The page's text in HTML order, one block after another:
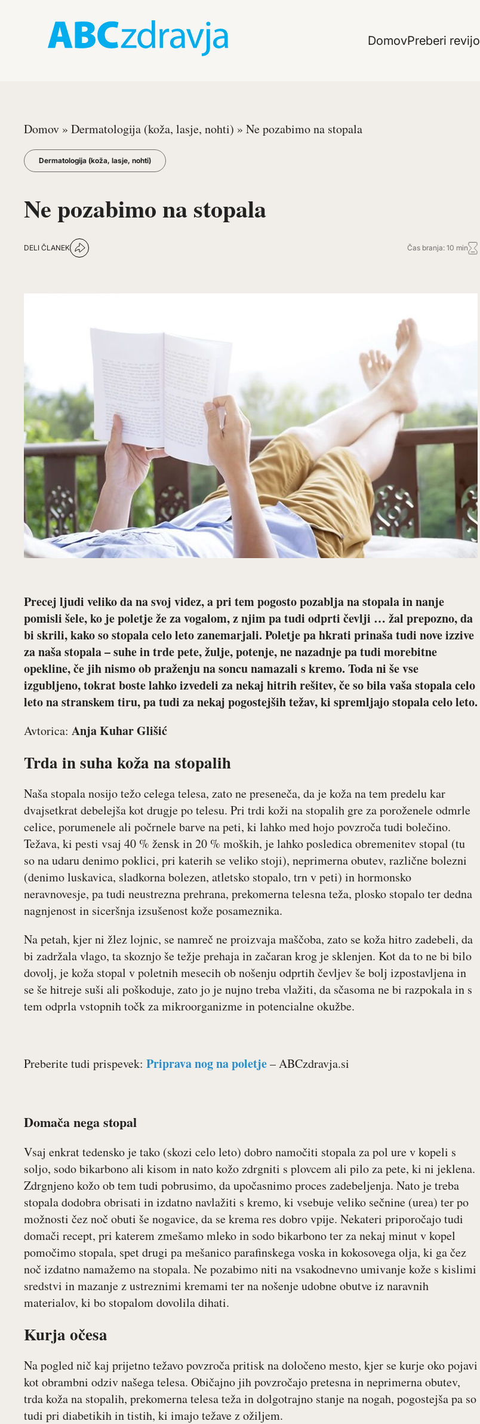
DomovPreberi revijo
Domov » Dermatologija (koža, lasje, nohti) » Ne pozabimo na stopala
Dermatologija (koža, lasje, nohti)
Ne pozabimo na stopala
DELI ČLANEK Čas branja: 10 min
Precej ljudi veliko da na svoj videz, a pri tem pogosto pozablja na stopala in nanje
pomisli šele, ko je poletje že za vogalom, z njim pa tudi odprti čevlji … žal prepozno, da
bi skrili, kako so stopala celo leto zanemarjali. Poletje pa hkrati prinaša tudi nove izzive
za naša stopala – suhe in trde pete, žulje, potenje, ne nazadnje pa tudi morebitne
opekline, če jih nismo ob praženju na soncu namazali s kremo. Toda ni še vse
izgubljeno, tokrat boste lahko izvedeli za nekaj hitrih rešitev, če so bila vaša stopala celo
leto na stranskem tiru, pa tudi za nekaj pogostejših težav, ki spremljajo stopala celo leto.
Avtorica: Anja Kuhar Glišić
Trda in suha koža na stopalih
Naša stopala nosijo težo celega telesa, zato ne preseneča, da je koža na tem predelu kar
dvajsetkrat debelejša kot drugje po telesu. Pri trdi koži na stopalih gre za poroženele odmrle
celice, porumenele ali počrnele barve na peti, ki lahko med hojo povzroča tudi bolečino.
Težava, ki pesti vsaj 40 % žensk in 20 % moških, je lahko posledica obremenitev stopal (tu
so na udaru denimo poklici, pri katerih se veliko stoji), neprimerna obutev, različne bolezni
(denimo luskavica, sladkorna bolezen, atletsko stopalo, trn v peti) in hormonsko
neravnovesje, pa tudi neustrezna prehrana, prekomerna telesna teža, plosko stopalo ter dedna
nagnjenost in siceršnja izsušenost kože posameznika.
Na petah, kjer ni žlez lojnic, se namreč ne proizvaja maščoba, zato se koža hitro zadebeli, da
bi zadržala vlago, ta skoznjo še težje prehaja in začaran krog je sklenjen. Kot da to ne bi bilo
dovolj, je koža stopal v poletnih mesecih ob nošenju odprtih čevljev še bolj izpostavljena in
se še hitreje suši ali poškoduje, zato jo je nujno treba vlažiti, da sčasoma ne bi razpokala in s
tem odprla vstopnih točk za mikroorganizme in potencialne okužbe.
Preberite tudi prispevek: Priprava nog na poletje– ABCzdravja.si
Domača nega stopal
Vsaj enkrat tedensko je tako (skozi celo leto) dobro namočiti stopala za pol ure v kopeli s
soljo, sodo bikarbono ali kisom in nato kožo zdrgniti s plovcem ali pilo za pete, ki ni jeklena.
Zdrgnjeno kožo ob tem tudi pobrusimo, da upočasnimo proces zadebeljenja. Nato je treba
stopala dodobra obrisati in izdatno navlažiti s kremo, ki vsebuje veliko sečnine (urea) ter po
možnosti čez noč obuti še nogavice, da se krema res dobro vpije. Nekateri priporočajo tudi
domači recept, pri katerem zmešamo mleko in sodo bikarbono ter za nekaj minut v kopel
pomočimo stopala, spet drugi pa mešanico parafinskega voska in kokosovega olja, ki ga čez
noč izdatno namažemo na stopala. Ne pozabimo niti na vsakodnevno umivanje kože s kislimi
sredstvi in mazanje z ustreznimi kremami ter na nošenje udobne obutve iz naravnih
materialov, ki bo stopalom dovolila dihati.
Kurja očesa
Na pogled nič kaj prijetno težavo povzroča pritisk na določeno mesto, kjer se kurje oko pojavi
kot obrambni odziv našega telesa. Običajno jih povzročajo pretesna in neprimerna obutev,
trda koža na stopalih, prekomerna telesa teža in dolgotrajno stanje na nogah, pogostejša pa so
tudi pri diabetikih in tistih, ki imajo težave z ožiljem.